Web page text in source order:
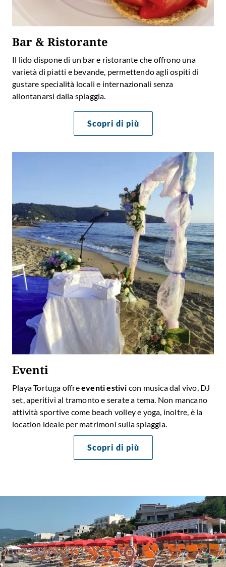
Bar & Ristorante
Il lido dispone di un bar e ristorante che offrono una
varietà di piatti e bevande, permettendo agli ospiti di
gustare specialità locali e internazionali senza
allontanarsi dalla spiaggia.
Scopri di più
Eventi
Playa Tortuga offreeventi estivi con musica dal vivo, DJ
set, aperitivi al tramonto e serate a tema. Non mancano
attività sportive come beach volley e yoga, inoltre, è la
location ideale per matrimoni sulla spiaggia.
Scopri di più